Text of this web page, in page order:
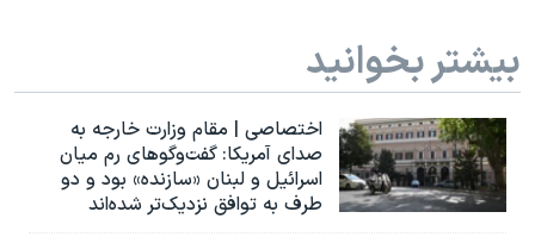
بیشتر بخوانید
اختصاصی | مقام وزارت خارجه به
صدای آمریکا: گفت‌وگوهای رم میان
اسرائیل و لبنان «سازنده» بود و دو
طرف به توافق نزدیک‌تر شده‌اند